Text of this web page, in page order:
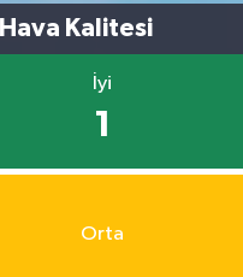
Kalitesi
İyi
1
Orta